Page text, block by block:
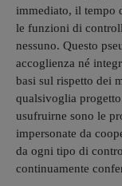
immediato, il tempo
le funzioni di
nessuno. Questo
accoglienza né
basi sul rispetto dei
qualsivoglia
usufruirne sono le
impersonate da
da ogni tipo di
continuamente